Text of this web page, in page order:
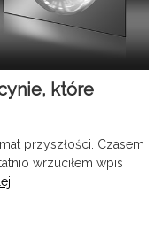
które
przyszłości. Czasem
wrzuciłem wpis